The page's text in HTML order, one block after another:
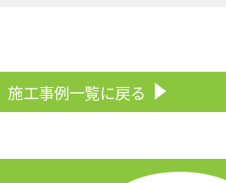
施工事例一覧に戻る